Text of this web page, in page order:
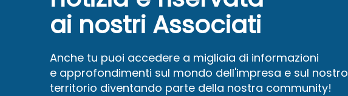
ai nostri Associati
Anche tu puoi accedere a migliaia di informazioni
e approfondimenti sul mondo dell'impresa e sul nostro
territorio diventando parte della nostra community!